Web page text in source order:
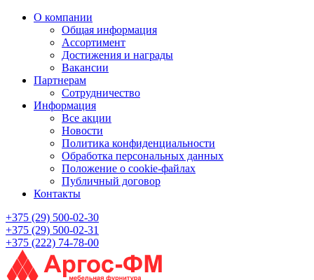
О компании
Общая информация
Ассортимент
Достижения и награды
Вакансии
Партнерам
Сотрудничество
Информация
Все акции
Новости
Политика конфиденциальности
Обработка персональных данных
Положение о cookie-файлах
Публичный договор
Контакты
+375 (29) 500-02-30
+375 (29) 500-02-31
+375 (222) 74-78-00